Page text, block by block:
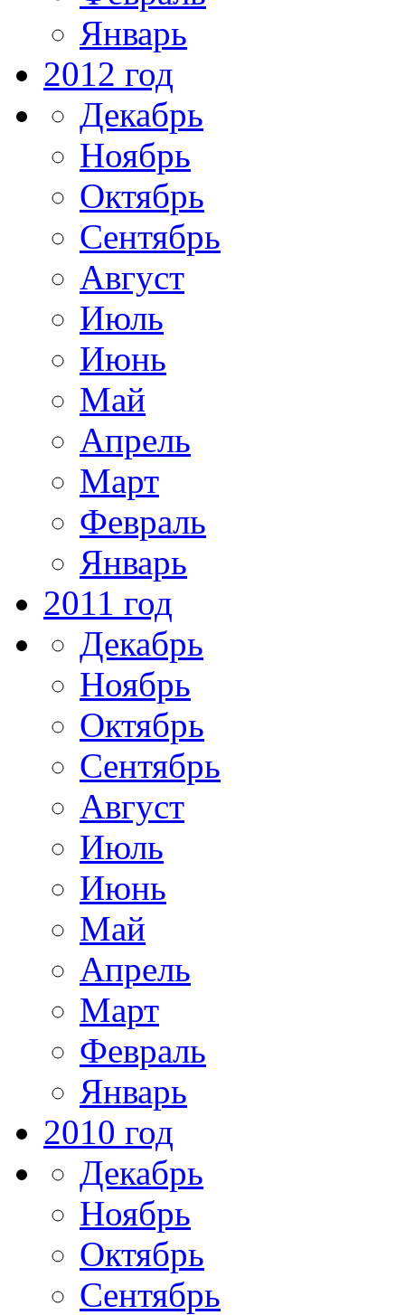
Январь
2012 год
Декабрь
Ноябрь
Октябрь
Сентябрь
Август
Июль
Июнь
Май
Апрель
Март
Февраль
Январь
2011 год
Декабрь
Ноябрь
Октябрь
Сентябрь
Август
Июль
Июнь
Май
Апрель
Март
Февраль
Январь
2010 год
Декабрь
Ноябрь
Октябрь
Сентябрь